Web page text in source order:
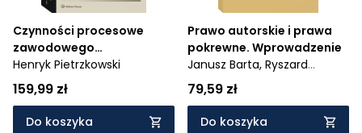
Czynności procesowe
zawodowego
pełnomocnika w sprawach
cywilnych
Henryk Pietrzkowski
159,99 zł
Do koszyka
Prawo autorskie i prawa
pokrewne. Wprowadzenie
Janusz Barta, Ryszard
Markiewicz
79,59 zł
Do koszyka